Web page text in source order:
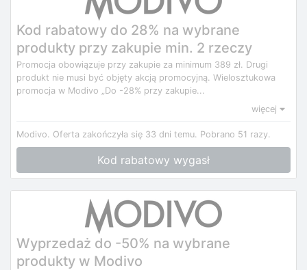
Kod rabatowy do 28% na wybrane
produkty przy zakupie min. 2 rzeczy
Promocja obowiązuje przy zakupie za minimum 389 zł. Drugi
produkt nie musi być objęty akcją promocyjną. Wielosztukowa
promocja w Modivo „Do -28% przy zakupie...
więcej
Modivo. Oferta zakończyła się 33 dni temu. Pobrano 51 razy.
Kod rabatowy wygasł
Wyprzedaż do -50% na wybrane
produkty w Modivo